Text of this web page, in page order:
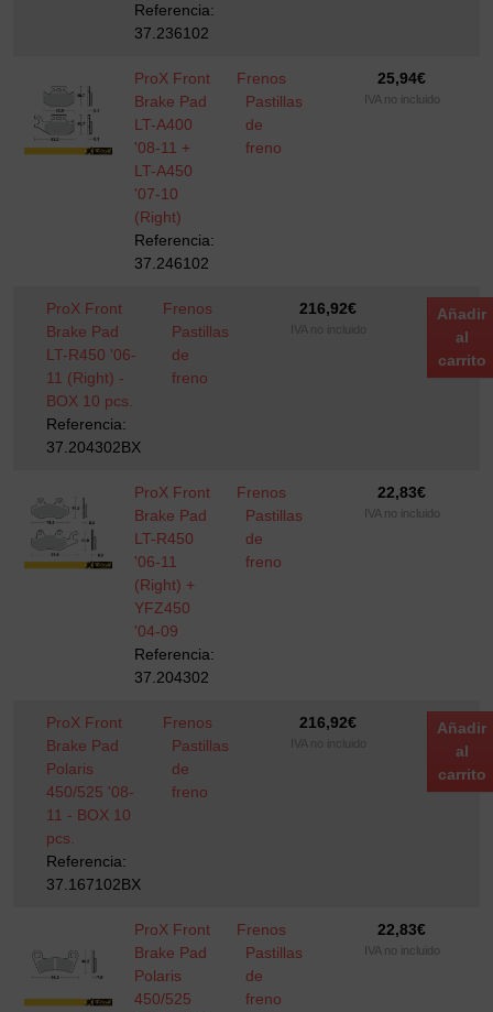
Referencia:
37.236102
ProX Front
Brake Pad
LT-A400
'08-11 +
LT-A450
'07-10
(Right)
Referencia:
37.246102
Frenos
Pastillas
de
freno
25,94€
IVA no incluido
ProX Front
Brake Pad
LT-R450 '06-
11 (Right) -
BOX 10 pcs.
Referencia:
37.204302BX
Frenos
Pastillas
de
freno
216,92€
IVA no incluido
Añadir
al
carrito
ProX Front
Brake Pad
LT-R450
'06-11
(Right) +
YFZ450
'04-09
Referencia:
37.204302
Frenos
Pastillas
de
freno
22,83€
IVA no incluido
ProX Front
Brake Pad
Polaris
450/525 '08-
11 - BOX 10
pcs.
Referencia:
37.167102BX
Frenos
Pastillas
de
freno
216,92€
IVA no incluido
Añadir
al
carrito
ProX Front
Brake Pad
Polaris
450/525
Frenos
Pastillas
de
freno
22,83€
IVA no incluido